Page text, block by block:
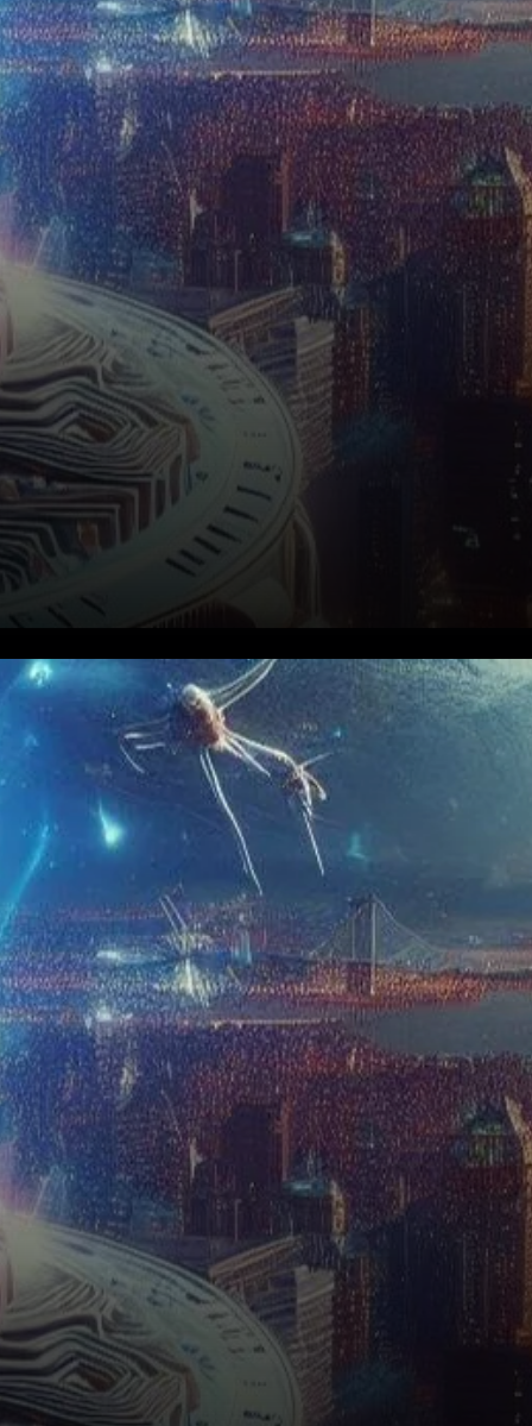
La Securities and Exchange
Commission (SEC) a approuvé
l’ETF Ethereum très attendu
de VanEck, ainsi que des
approbations similaires pour…